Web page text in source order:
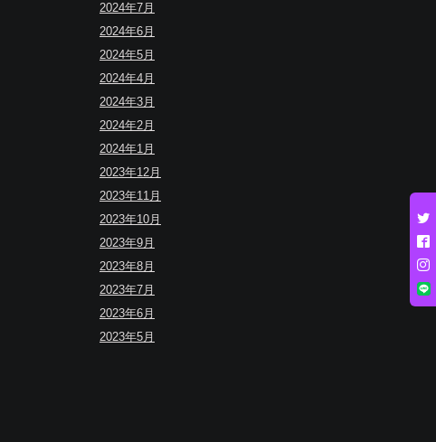
2024年7月
2024年6月
2024年5月
2024年4月
2024年3月
2024年2月
2024年1月
2023年12月
2023年11月
2023年10月
2023年9月
2023年8月
2023年7月
2023年6月
2023年5月